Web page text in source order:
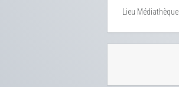
Lieu Médiathèque